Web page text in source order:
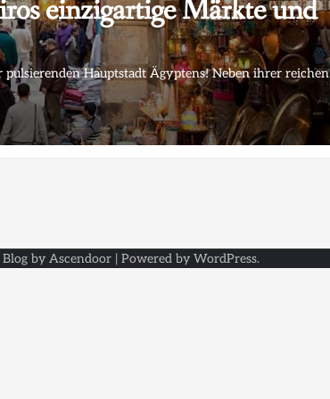
einzigartige Märkte und
Hauptstadt Ägyptens! Neben ihrer reichen
Blog by Ascendoor | Powered by WordPress.